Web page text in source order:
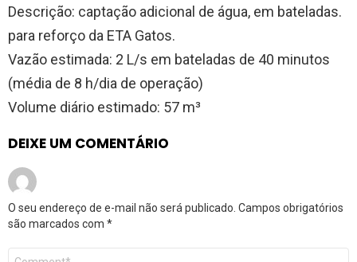
Descrição: captação adicional de água, em bateladas.
para reforço da ETA Gatos.
Vazão estimada: 2 L/s em bateladas de 40 minutos
(média de 8 h/dia de operação)
Volume diário estimado: 57 m³
DEIXE UM COMENTÁRIO
O seu endereço de e-mail não será publicado. Campos obrigatórios
são marcados com *
Comentário